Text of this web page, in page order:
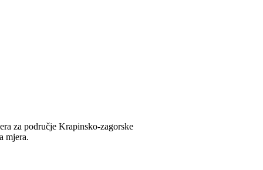
za područje Krapinsko-zagorske
mjera.